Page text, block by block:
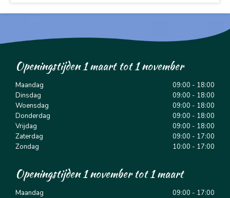
Openingstijden 1 maart tot 1 november
Maandag
09:00 - 18:00
Dinsdag
09:00 - 18:00
Woensdag
09:00 - 18:00
Donderdag
09:00 - 18:00
Vrijdag
09:00 - 18:00
Zaterdag
09:00 - 17:00
Zondag
10:00 - 17:00
Openingstijden 1 november tot 1 maart
Maandag
09:00 - 17:00